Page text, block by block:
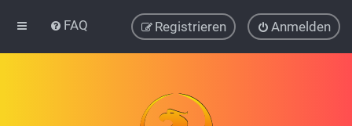
FAQ Anmelden
Registrieren